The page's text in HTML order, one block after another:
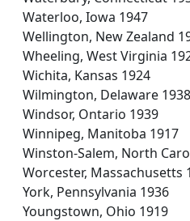
Waterloo, Iowa 1947
Wellington, New Zealand
Wheeling, West Virginia
Wichita, Kansas 1924
Wilmington, Delaware 1938
Windsor, Ontario 1939
Winnipeg, Manitoba 1917
Winston-Salem, North
Worcester, Massachusetts
York, Pennsylvania 1936
Youngstown, Ohio 1919